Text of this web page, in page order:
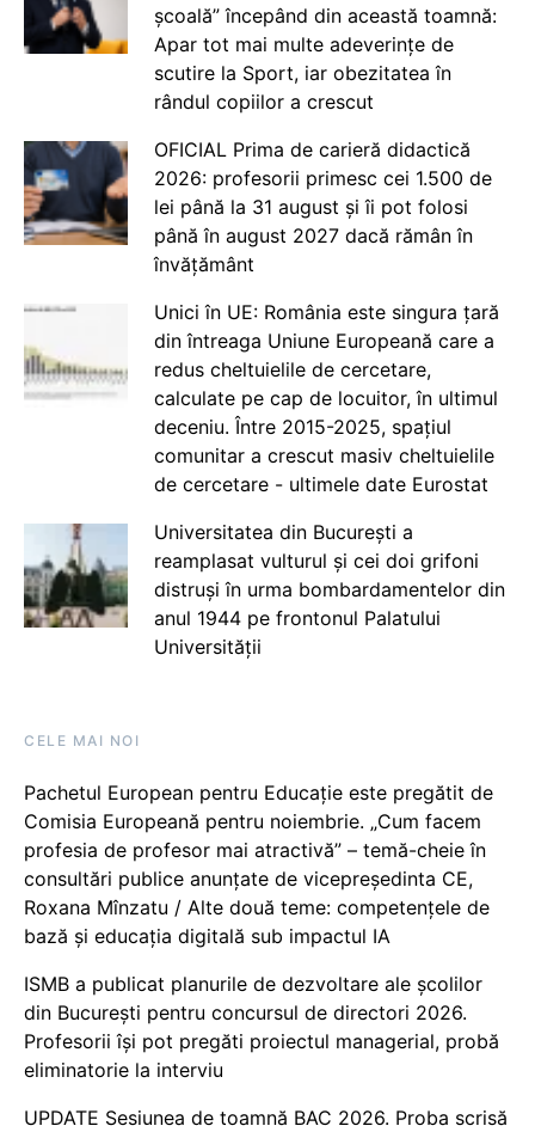
școală” începând din această toamnă:
Apar tot mai multe adeverințe de
scutire la Sport, iar obezitatea în
rândul copiilor a crescut
OFICIAL Prima de carieră didactică
2026: profesorii primesc cei 1.500 de
lei până la 31 august și îi pot folosi
până în august 2027 dacă rămân în
învățământ
Unici în UE: România este singura țară
din întreaga Uniune Europeană care a
redus cheltuielile de cercetare,
calculate pe cap de locuitor, în ultimul
deceniu. Între 2015-2025, spațiul
comunitar a crescut masiv cheltuielile
de cercetare - ultimele date Eurostat
Universitatea din București a
reamplasat vulturul și cei doi grifoni
distruși în urma bombardamentelor din
anul 1944 pe frontonul Palatului
Universității
CELE MAI NOI
Pachetul European pentru Educație este pregătit de
Comisia Europeană pentru noiembrie. „Cum facem
profesia de profesor mai atractivă” – temă-cheie în
consultări publice anunțate de vicepreședinta CE,
Roxana Mînzatu / Alte două teme: competențele de
bază și educația digitală sub impactul IA
ISMB a publicat planurile de dezvoltare ale școlilor
din București pentru concursul de directori 2026.
Profesorii își pot pregăti proiectul managerial, probă
eliminatorie la interviu
UPDATE Sesiunea de toamnă BAC 2026. Proba scrisă